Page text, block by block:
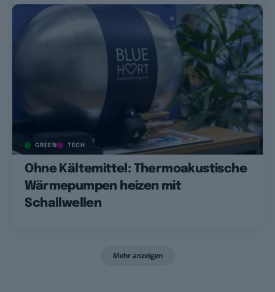
GREEN TECH
Ohne Kältemittel: Thermoakustische
Wärmepumpen heizen mit
Schallwellen
Mehr anzeigen